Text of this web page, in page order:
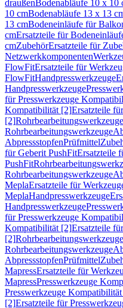
draußenBodenabläufe 10 x 10
10 cmBodenabläufe 13 x 13
13 cmBodeneinläufe für
cmErsatzteile für
cmZubehörErsatzteile für
Netzwerkkomponenten
FlowFitErsatzteile für
FlowFitHandpresswerkzeuge
Handpresswerkzeuge
für Presswerkzeuge
Kompatibilität [2]Ersatzteile
[2]Rohrbearbeitungswerkzeuge
Rohrbearbeitungswerkzeuge
AbpressstopfenPrüfmittel
für Geberit PushFitErsatzteile
PushFit
Rohrbearbeitungswerkzeuge
MeplaErsatzteile für
MeplaHandpresswerkzeuge
Handpresswerkzeuge
für Presswerkzeuge
Kompatibilität [2]Ersatzteile
[2]Rohrbearbeitungswerkzeuge
Rohrbearbeitungswerkzeuge
AbpressstopfenPrüfmittel
MapressErsatzteile für
MapressPresswerkzeuge
Presswerkzeuge
[2]Ersatzteile für